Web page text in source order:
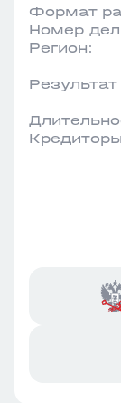
Формат
Номер
Регион: